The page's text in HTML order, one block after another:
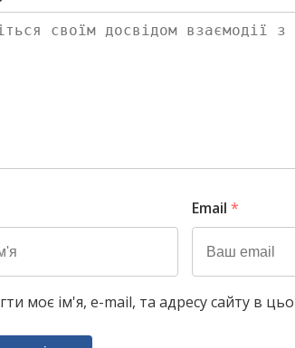
Email *
моє ім'я, e-mail, та адресу сайту в